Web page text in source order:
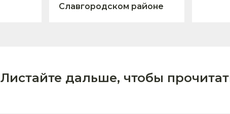
Славгородском районе
Листайте дальше, чтобы